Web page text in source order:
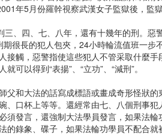
年5月份羅幹視察武漢女子監獄後，監
、四、七、八年，還有十幾年的刑。惡
很長的犯人包夾，24小時輪流值班一步
觸，惡警指使這些犯人不管采取什麼手
可以得到“表揚”、“立功”、“減刑”。
父和大法的話寫成標語或畫成奇形怪狀的
、口杯上等等。還經常由七、八個刑事犯
發言，還強制大法學員發言，如果法輪
錄象、碟子，如果法輪功學員不配合就